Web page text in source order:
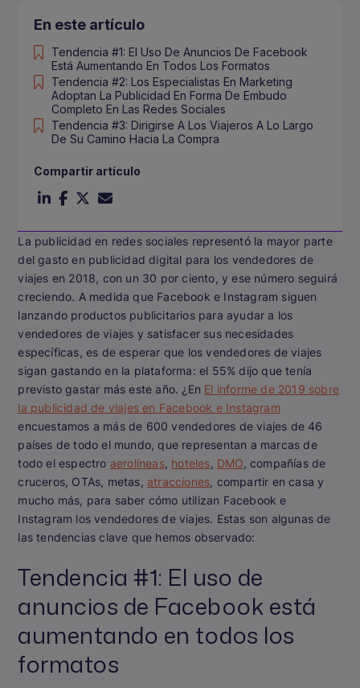
La publicidad en redes sociales representó la mayor parte
del gasto en publicidad digital para los vendedores de
viajes en 2018, con un 30 por ciento, y ese número seguirá
creciendo. A medida que Facebook e Instagram siguen
lanzando productos publicitarios para ayudar a los
vendedores de viajes y satisfacer sus necesidades
específicas, es de esperar que los vendedores de viajes
sigan gastando en la plataforma: el 55% dijo que tenía
previsto gastar más este año. ¿En El informe de 2019 sobre
la publicidad de viajes en Facebook e Instagram
encuestamos a más de 600 vendedores de viajes de 46
países de todo el mundo, que representan a marcas de
todo el espectro aerolíneas, hoteles, DMO, compañías de
cruceros, OTAs, metas, atracciones, compartir en casa y
mucho más, para saber cómo utilizan Facebook e
Instagram los vendedores de viajes. Estas son algunas de
las tendencias clave que hemos observado:
Tendencia #1: El uso de
anuncios de Facebook está
aumentando en todos los
formatos
En este artículo
Tendencia #1: El Uso De Anuncios De Facebook
Está Aumentando En Todos Los Formatos
Tendencia #2: Los Especialistas En Marketing
Adoptan La Publicidad En Forma De Embudo
Completo En Las Redes Sociales
Tendencia #3: Dirigirse A Los Viajeros A Lo Largo
De Su Camino Hacia La Compra
Compartir artículo